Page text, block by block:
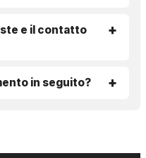
e il contatto
in seguito?